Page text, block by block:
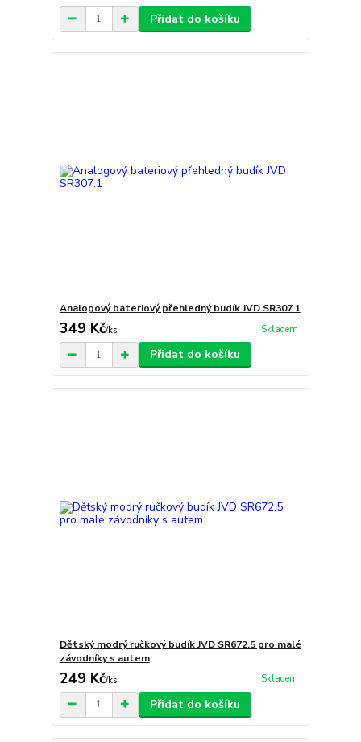
Přidat do košíku
Analogový bateriový přehledný budík JVD SR307.1
349 Kč/ks Skladem
Přidat do košíku
Dětský modrý ručkový budík JVD SR672.5 pro malé
závodníky s autem
249 Kč/ks Skladem
Přidat do košíku